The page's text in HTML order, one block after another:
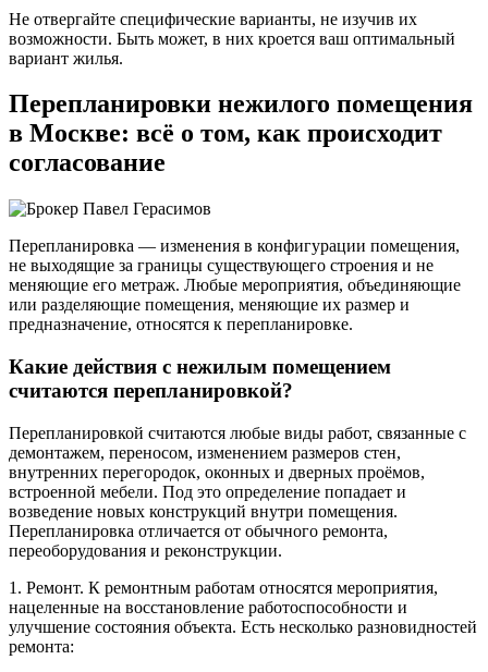
Не отвергайте специфические варианты, не изучив их
возможности. Быть может, в них кроется ваш оптимальный
вариант жилья.
Перепланировки нежилого помещения
в Москве: всё о том, как происходит
согласование
Перепланировка — изменения в конфигурации помещения,
не выходящие за границы существующего строения и не
меняющие его метраж. Любые мероприятия, объединяющие
или разделяющие помещения, меняющие их размер и
предназначение, относятся к перепланировке.
Какие действия с нежилым помещением
считаются перепланировкой?
Перепланировкой считаются любые виды работ, связанные с
демонтажем, переносом, изменением размеров стен,
внутренних перегородок, оконных и дверных проёмов,
встроенной мебели. Под это определение попадает и
возведение новых конструкций внутри помещения.
Перепланировка отличается от обычного ремонта,
переоборудования и реконструкции.
1. Ремонт. К ремонтным работам относятся мероприятия,
нацеленные на восстановление работоспособности и
улучшение состояния объекта. Есть несколько разновидностей
ремонта: